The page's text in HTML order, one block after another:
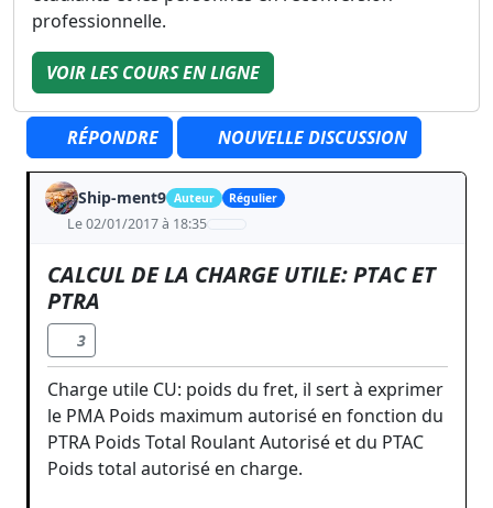
professionnelle.
VOIR LES COURS EN LIGNE
RÉPONDRE NOUVELLE DISCUSSION
Ship-ment9 Auteur Régulier
Le 02/01/2017 à 18:35
CALCUL DE LA CHARGE UTILE: PTAC ET
PTRA
3
Charge utile CU: poids du fret, il sert à exprimer
le PMA Poids maximum autorisé en fonction du
PTRA Poids Total Roulant Autorisé et du PTAC
Poids total autorisé en charge.